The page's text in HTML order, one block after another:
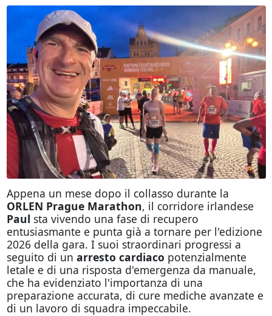
Appena un mese dopo il collasso durante la
ORLEN Prague Marathon, il corridore irlandese
Paul sta vivendo una fase di recupero
entusiasmante e punta già a tornare per l'edizione
2026 della gara. I suoi straordinari progressi a
seguito di un arresto cardiaco potenzialmente
letale e di una risposta d'emergenza da manuale,
che ha evidenziato l'importanza di una
preparazione accurata, di cure mediche avanzate e
di un lavoro di squadra impeccabile.